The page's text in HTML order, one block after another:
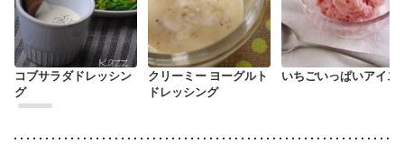
コブサラダドレッシン
グ
クリーミー ヨーグルト
ドレッシング
いちごいっぱいアイス